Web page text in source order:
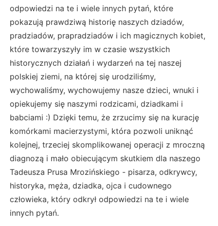
odpowiedzi na te i wiele innych pytań, które
pokazują prawdziwą historię naszych dziadów,
pradziadów, prapradziadów i ich magicznych kobiet,
które towarzyszyły im w czasie wszystkich
historycznych działań i wydarzeń na tej naszej
polskiej ziemi, na której się urodziliśmy,
wychowaliśmy, wychowujemy nasze dzieci, wnuki i
opiekujemy się naszymi rodzicami, dziadkami i
babciami :) Dzięki temu, że zrzucimy się na kurację
komórkami macierzystymi, która pozwoli uniknąć
kolejnej, trzeciej skomplikowanej operacji z mroczną
diagnozą i mało obiecującym skutkiem dla naszego
Tadeusza Prusa Mrozińskiego - pisarza, odkrywcy,
historyka, męża, dziadka, ojca i cudownego
człowieka, który odkrył odpowiedzi na te i wiele
innych pytań.